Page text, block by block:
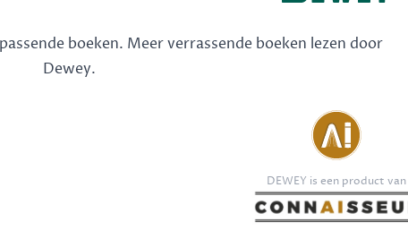
boeken. Meer verrassende boeken lezen door
Dewey.
DEWEY is een product van